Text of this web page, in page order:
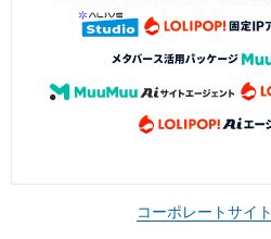
コーポレートサイト